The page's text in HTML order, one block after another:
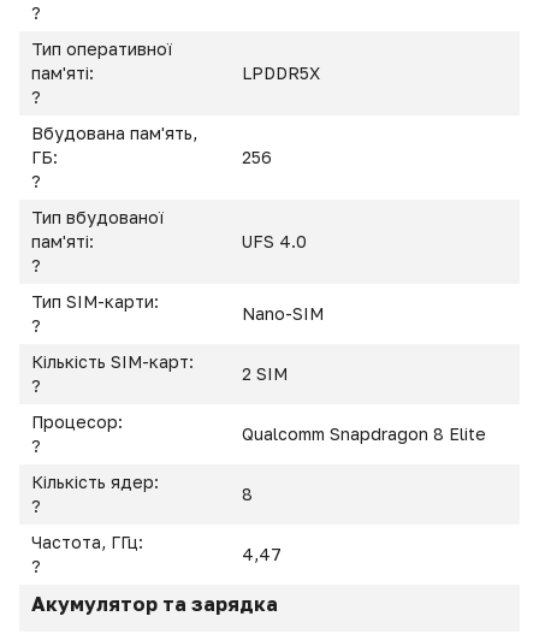
?
Тип оперативної
пам'яті:
?
LPDDR5X
Вбудована пам'ять,
ГБ:
?
256
Тип вбудованої
пам'яті:
?
UFS 4.0
Тип SIM-карти:
?
Nano-SIM
Кількість SIM-карт:
?
2 SIM
Процесор:
?
Qualcomm Snapdragon 8 Elite
Кількість ядер:
?
8
Частота, ГГц:
?
4,47
Акумулятор та зарядка